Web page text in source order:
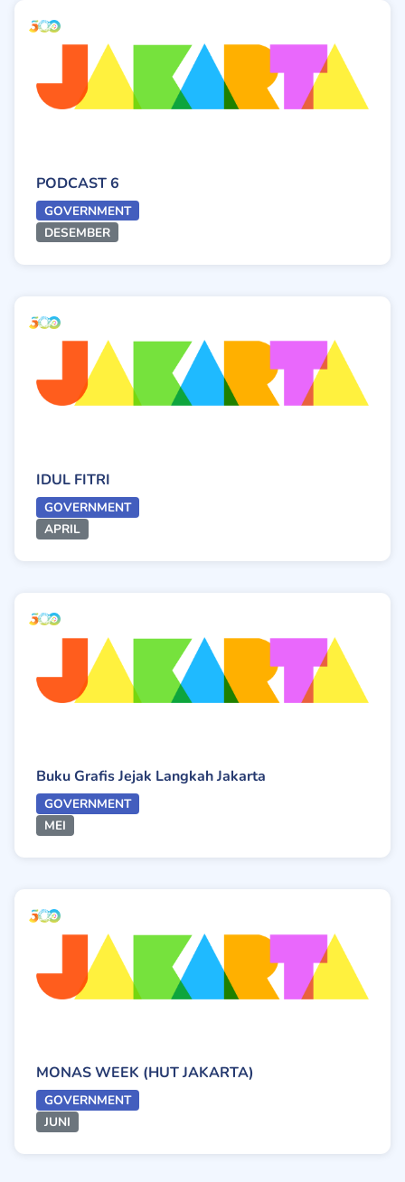
PODCAST 6
GOVERNMENT
DESEMBER
IDUL FITRI
GOVERNMENT
APRIL
Buku Grafis Jejak Langkah Jakarta
GOVERNMENT
MEI
MONAS WEEK (HUT JAKARTA)
GOVERNMENT
JUNI